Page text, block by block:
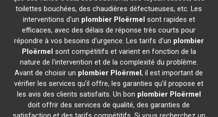
toilettes bouchées, des chaudières défectueuses, etc. Les
interventions d'un plombier Ploërmel sont rapides et
efficaces, avec des délais de réponse très courts pour
répondre à vos besoins d'urgence. Les tarifs d'un plombier
Ploërmel sont compétitifs et varient en fonction de la
nature de l'intervention et de la complexité du problème.
Avant de choisir un plombier Ploërmel, il est important de
vérifier les services qu'il offre, les garanties qu'il propose et
les avis des clients satisfaits. Un bon plombier Ploërmel
doit offrir des services de qualité, des garanties de